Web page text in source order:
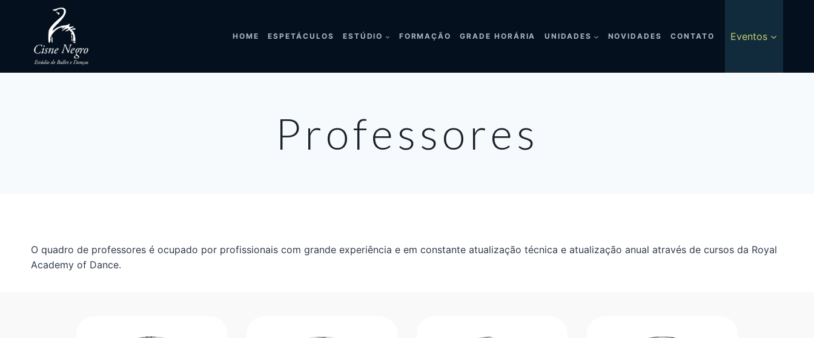
conteúdo
HOME ESPETÁCULOS ESTÚDIO FORMAÇÃO GRADE HORÁRIA UNIDADES NOVIDADES CONTATO Eventos
Professores
O quadro de professores é ocupado por profissionais com grande experiência e em constante atualização técnica e atualização anual através de cursos da Royal
Academy of Dance.